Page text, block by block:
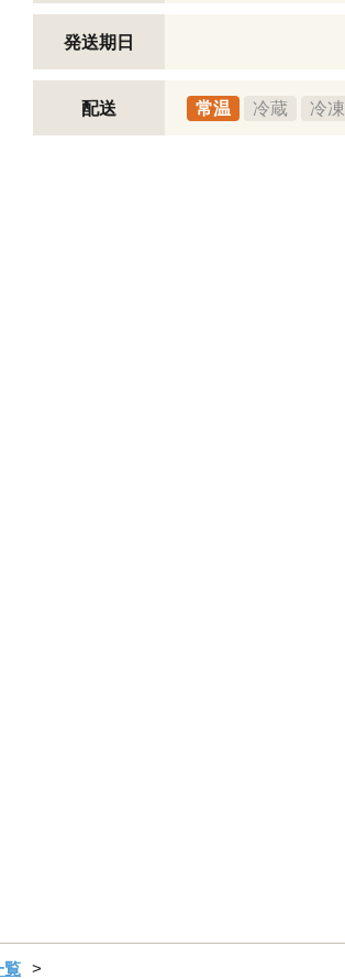
発送期日
配送 常温 冷蔵 冷凍
覧